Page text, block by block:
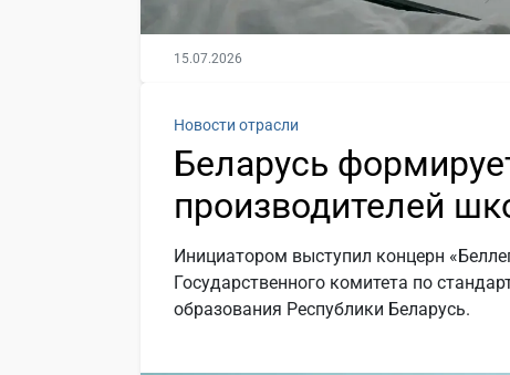
15.07.2026
Новости отрасли
Беларусь
производителей
Инициатором выступил концерн
Государственного комитета по
образования Республики Беларусь.